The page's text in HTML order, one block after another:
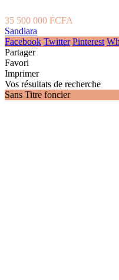
35 500 000 FCFA
Sandiara
Facebook Twitter Pinterest
Partager
Favori
Imprimer
Vos résultats de recherche
Sans Titre foncier